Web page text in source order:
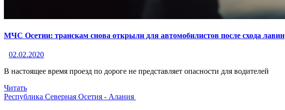
МЧС Осетии: транскам снова открыли для автомобилистов после схода лавин
02.02.2020
В настоящее время проезд по дороге не представляет опасности для водителей
Читать
Республика Северная Осетия - Алания